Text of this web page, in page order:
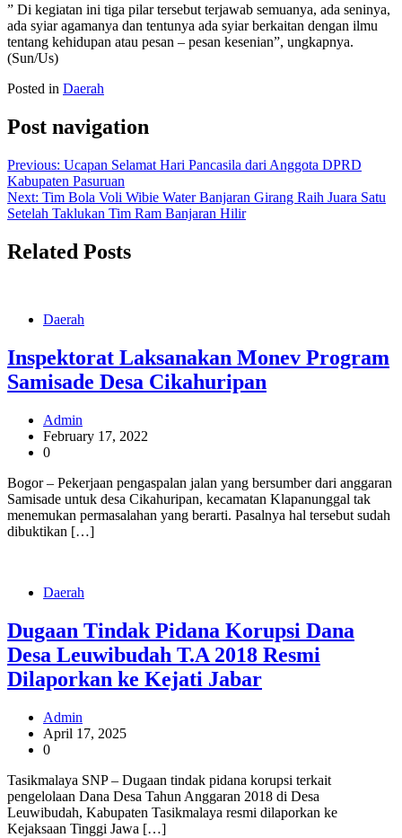
” Di kegiatan ini tiga pilar tersebut terjawab semuanya, ada seninya,
ada syiar agamanya dan tentunya ada syiar berkaitan dengan ilmu
tentang kehidupan atau pesan – pesan kesenian”, ungkapnya.
(Sun/Us)
Posted in Daerah
Post navigation
Previous: Ucapan Selamat Hari Pancasila dari Anggota DPRD
Kabupaten Pasuruan
Next: Tim Bola Voli Wibie Water Banjaran Girang Raih Juara Satu
Setelah Taklukan Tim Ram Banjaran Hilir
Related Posts
Daerah
Inspektorat Laksanakan Monev Program
Samisade Desa Cikahuripan
Admin
February 17, 2022
0
Bogor – Pekerjaan pengaspalan jalan yang bersumber dari anggaran
Samisade untuk desa Cikahuripan, kecamatan Klapanunggal tak
menemukan permasalahan yang berarti. Pasalnya hal tersebut sudah
dibuktikan […]
Daerah
Dugaan Tindak Pidana Korupsi Dana
Desa Leuwibudah T.A 2018 Resmi
Dilaporkan ke Kejati Jabar
Admin
April 17, 2025
0
Tasikmalaya SNP – Dugaan tindak pidana korupsi terkait
pengelolaan Dana Desa Tahun Anggaran 2018 di Desa
Leuwibudah, Kabupaten Tasikmalaya resmi dilaporkan ke
Kejaksaan Tinggi Jawa […]